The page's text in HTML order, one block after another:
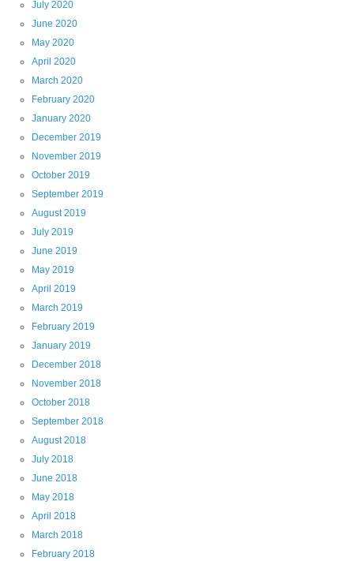
July 2020
June 2020
May 2020
April 2020
March 2020
February 2020
January 2020
December 2019
November 2019
October 2019
September 2019
August 2019
July 2019
June 2019
May 2019
April 2019
March 2019
February 2019
January 2019
December 2018
November 2018
October 2018
September 2018
August 2018
July 2018
June 2018
May 2018
April 2018
March 2018
February 2018